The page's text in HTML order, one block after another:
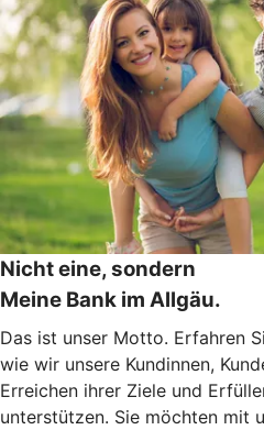
Nicht eine, sondern
Meine Bank im Allgäu.
Das ist unser Motto. Erfahren
wie wir unsere Kundinnen,
Erreichen ihrer Ziele und
unterstützen. Sie möchten mit